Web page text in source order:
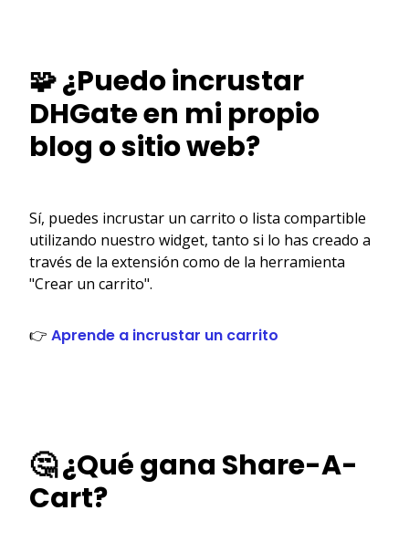
🧩 ¿Puedo incrustar
DHGate en mi propio
blog o sitio web?
Sí, puedes incrustar un carrito o lista compartible
utilizando nuestro widget, tanto si lo has creado a
través de la extensión como de la herramienta
"Crear un carrito".
👉 Aprende a incrustar un carrito
🤔 ¿Qué gana Share-A-
Cart?